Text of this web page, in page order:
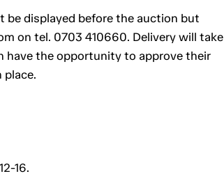
be displayed before the auction but
on tel. 0703 410660. Delivery will take
have the opportunity to approve their
place.
16.